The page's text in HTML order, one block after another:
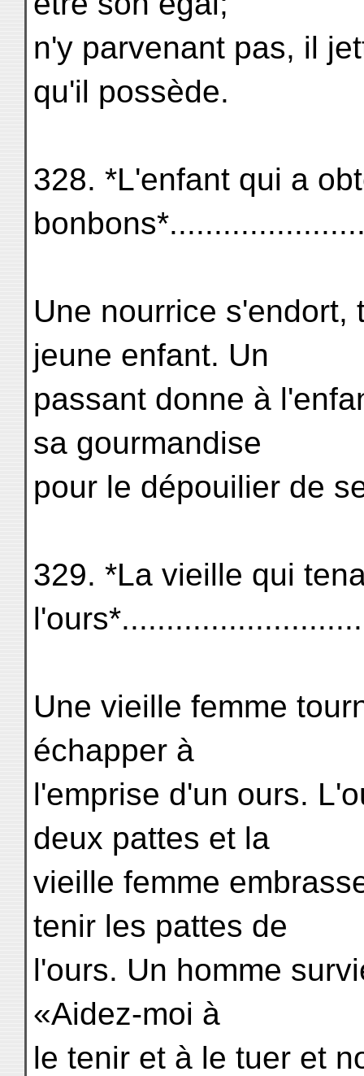
n'y parvenant pas, il
qu'il possède.
328. *L'enfant qui a
Une nourrice s'endort,
jeune enfant. Un
passant donne à
sa gourmandise
pour le dépouilier de
329. *La vieille qui
Une vieille femme
échapper à
l'emprise d'un ours.
deux pattes et la
vieille femme
tenir les pattes de
l'ours. Un homme
«Aidez-moi à
le tenir et à le tuer et